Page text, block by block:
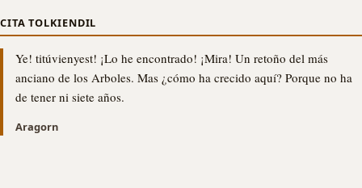
CITA TOLKIENDIL
Ye! titúvienyest! ¡Lo he encontrado! ¡Mira! Un retoño del más
anciano de los Arboles. Mas ¿cómo ha crecido aquí? Porque no ha
de tener ni siete años.
Aragorn